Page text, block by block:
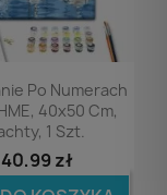
Podgląd
Po Numerach
40x50 Cm,
1 Szt.
40,99 zł